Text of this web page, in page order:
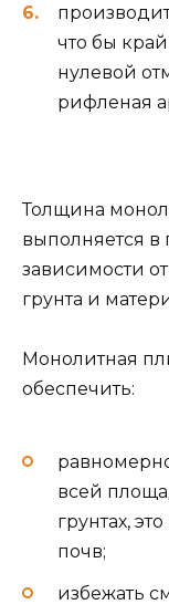
что бы
нулевой
рифленая
Толщина
выполняется в
зависимости
грунта и
Монолитная
обеспечить:
всей
грунтах,
почв;
избежать